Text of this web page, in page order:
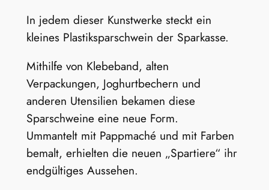
In jedem dieser Kunstwerke steckt ein
kleines Plastiksparschwein der Sparkasse.
Mithilfe von Klebeband, alten
Verpackungen, Joghurtbechern und
anderen Utensilien bekamen diese
Sparschweine eine neue Form.
Ummantelt mit Pappmaché und mit Farben
bemalt, erhielten die neuen „Spartiere“ ihr
endgültiges Aussehen.